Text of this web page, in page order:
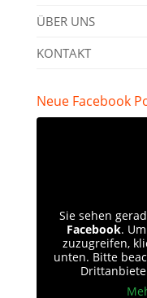
ÜBER UNS
KONTAKT
Neue Facebook
Sie sehen
Facebook.
zuzugreifen,
unten. Bitte